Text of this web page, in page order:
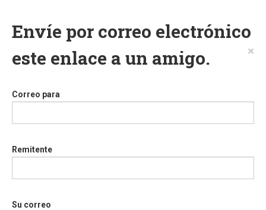
Envíe por correo electrónico
este enlace a un amigo.
×
Correo para
Remitente
Su correo